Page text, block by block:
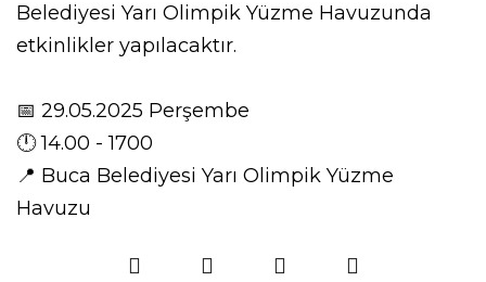
Belediyesi Yarı Olimpik Yüzme Havuzunda
etkinlikler yapılacaktır.
📅 29.05.2025 Perşembe
🕛 14.00 - 1700
📍 Buca Belediyesi Yarı Olimpik Yüzme
Havuzu